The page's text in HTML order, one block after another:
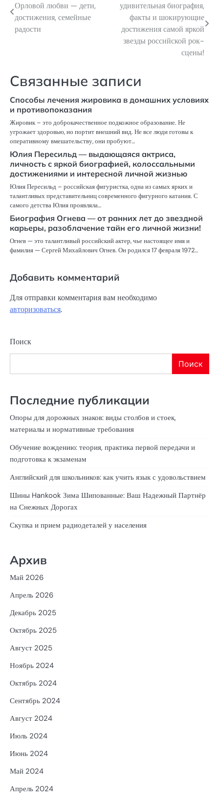
по
записям
Орловой любви — дети,
достижения, семейные
радости
удивительная биография,
факты и шокирующие
достижения самой яркой
звезды российской рок-
сцены!
Связанные записи
Способы лечения жировика в домашних условиях
и противопоказания
Жировик – это доброкачественное подкожное образование. Не
угрожает здоровью, но портит внешний вид. Не все люди готовы к
оперативному вмешательству, они пробуют…
Юлия Пересильд — выдающаяся актриса,
личность с яркой биографией, колоссальными
достижениями и интересной личной жизнью
Юлия Пересильд – российская фигуристка, одна из самых ярких и
талантливых представительниц современного фигурного катания. С
самого детства Юлия проявляла…
Биография Огнева — от ранних лет до звездной
карьеры, разоблачение тайн его личной жизни!
Огнев — это талантливый российский актер, чье настоящее имя и
фамилия — Сергей Михайлович Огнев. Он родился 17 февраля 1972…
Добавить комментарий
Для отправки комментария вам необходимо
авторизоваться.
Поиск
Поиск
Последние публикации
Опоры для дорожных знаков: виды столбов и стоек,
материалы и нормативные требования
Обучение вождению: теория, практика первой передачи и
подготовка к экзаменам
Английский для школьников: как учить язык с удовольствием
Шины Hankook Зима Шипованные: Ваш Надежный Партнёр
на Снежных Дорогах
Скупка и прием радиодеталей у населения
Архив
Май 2026
Апрель 2026
Декабрь 2025
Октябрь 2025
Август 2025
Ноябрь 2024
Октябрь 2024
Сентябрь 2024
Август 2024
Июль 2024
Июнь 2024
Май 2024
Апрель 2024